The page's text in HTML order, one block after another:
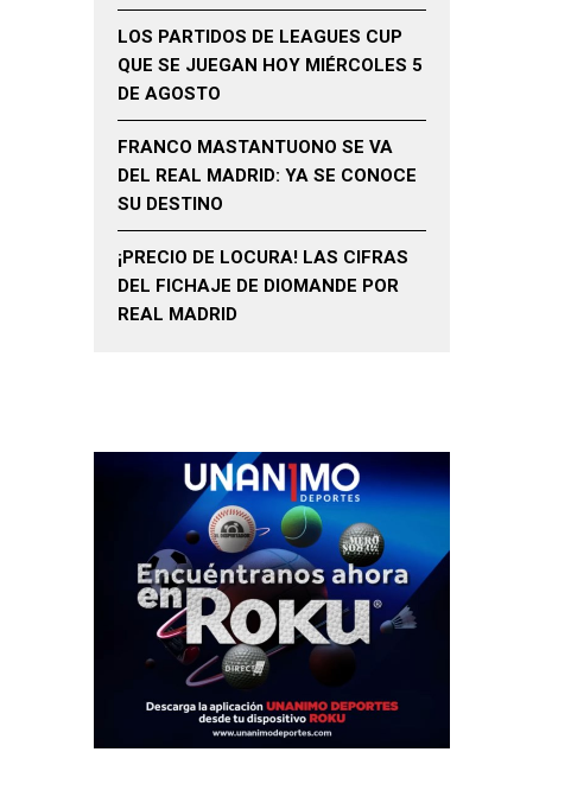
LOS PARTIDOS DE LEAGUES CUP
QUE SE JUEGAN HOY MIÉRCOLES 5
DE AGOSTO
FRANCO MASTANTUONO SE VA
DEL REAL MADRID: YA SE CONOCE
SU DESTINO
¡PRECIO DE LOCURA! LAS CIFRAS
DEL FICHAJE DE DIOMANDE POR
REAL MADRID